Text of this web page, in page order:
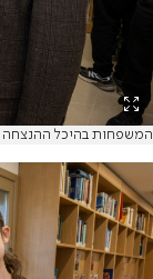
המשפחות בהיכל ההנצחה